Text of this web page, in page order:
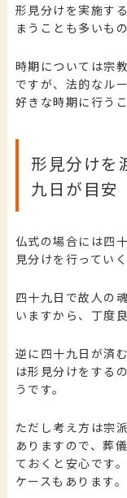
形見分けを実施す
まうことも多いもの
時期については宗
ですが、法的なル
好きな時期に行う
形見分けを
九日が目安
仏式の場合には四
見分けを行ってい
四十九日で故人の
いますから、丁度
逆に四十九日が済
は形見分けをする
うです。
ただし考え方は宗
ありますので、葬
ておくと安心です
ケースもあります。